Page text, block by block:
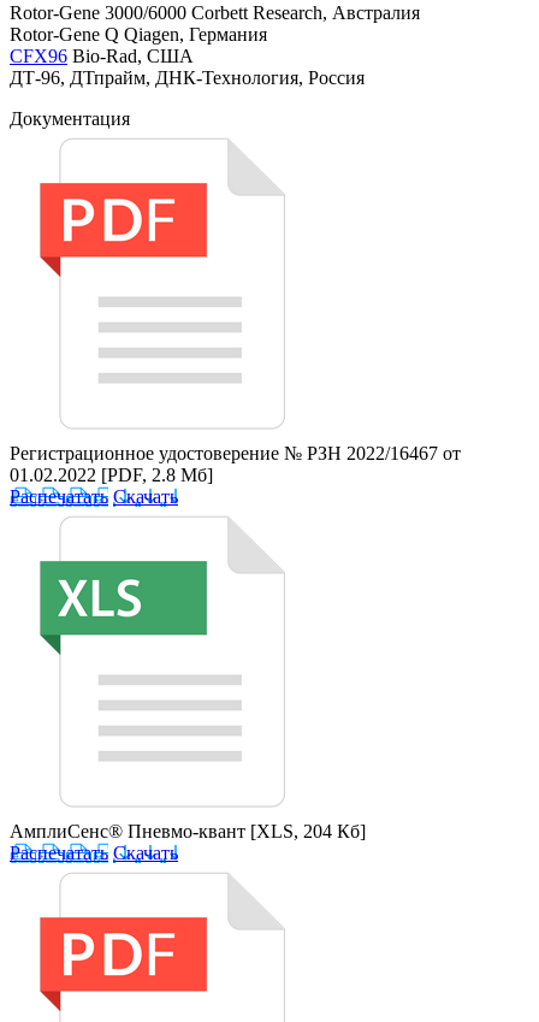
Rotor-Gene 3000/6000 Corbett Research, Австралия
Rotor-Gene Q Qiagen, Германия
CFX96 Bio-Rad, США
ДТ-96, ДТпрайм, ДНК-Технология, Россия
Документация
Регистрационное удостоверение № РЗН 2022/16467 от
01.02.2022 [PDF, 2.8 Мб]
Распечатать Скачать
АмплиСенс® Пневмо-квант [XLS, 204 Кб]
Распечатать Скачать